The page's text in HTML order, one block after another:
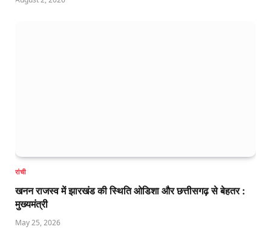
रांची
खनन राजस्व में झारखंड की स्थिति ओडिशा और छत्तीसगढ़ से बेहतर :
मुख्यमंत्री
May 25, 2026